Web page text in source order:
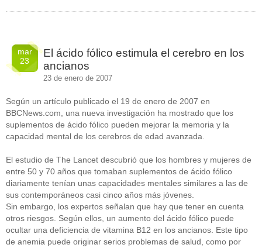
mar
23
El ácido fólico estimula el cerebro en los
ancianos
23 de enero de 2007
Según un artículo publicado el 19 de enero de 2007 en
BBCNews.com, una nueva investigación ha mostrado que los
suplementos de ácido fólico pueden mejorar la memoria y la
capacidad mental de los cerebros de edad avanzada.
El estudio de The Lancet descubrió que los hombres y mujeres de
entre 50 y 70 años que tomaban suplementos de ácido fólico
diariamente tenían unas capacidades mentales similares a las de
sus contemporáneos casi cinco años más jóvenes.
Sin embargo, los expertos señalan que hay que tener en cuenta
otros riesgos. Según ellos, un aumento del ácido fólico puede
ocultar una deficiencia de vitamina B12 en los ancianos. Este tipo
de anemia puede originar serios problemas de salud, como por